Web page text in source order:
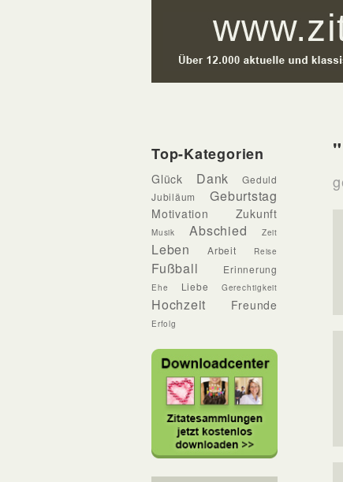
Top-Kategorien
Glück Dank
Geduld
Jubiläum
Geburtstag
Motivation Zukunft
Musik Abschied Zeit
Leben Arbeit Reise
Fußball Erinnerung
Ehe Liebe Gerechtigkeit
Hochzeit Freunde
Erfolg